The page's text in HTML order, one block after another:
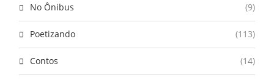
No Ônibus (9)
Poetizando (113)
Contos (14)